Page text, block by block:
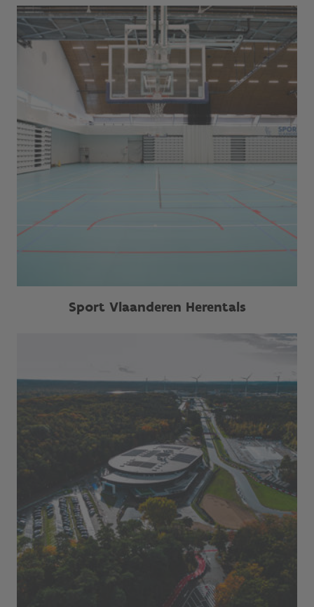
Sport Vlaanderen Herentals